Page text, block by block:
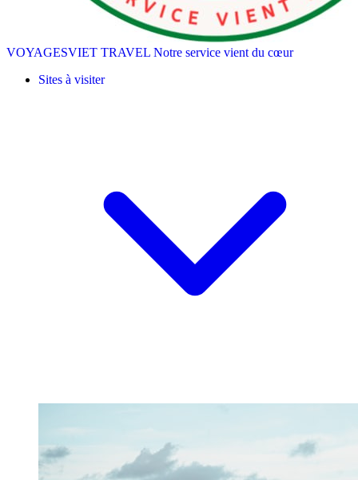
VOYAGESVIET TRAVEL Notre service vient du cœur
Sites à visiter